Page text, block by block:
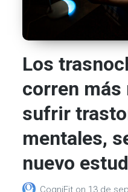
Los
corren más
sufrir
mentales,
nuevo
CogniFit on 13 de